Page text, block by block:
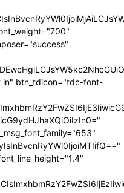
in" btn_tdicon="tdc-font-